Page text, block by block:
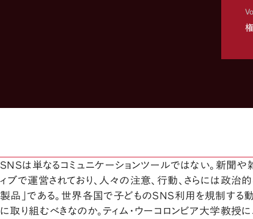
SNSは単なるコミュニケーションツールではない。新聞や
ィブで運営されており、人々の注意、行動、さらには政治
製品」である。世界各国で子どものSNS利用を規制する
に取り組むべきなのか。ティム・ウーコロンビア大学教授